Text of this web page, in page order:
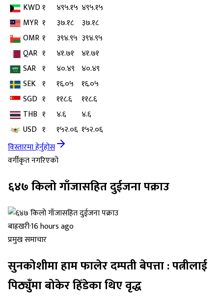
KWD१ ४९५.१५ ४९५.१५
MYR १ ३७.१८
३७.१८
OMR १ ३९४.९५ ३९४.९५
QAR १ ४१.७१
४१.७१
SAR १ ४०.४९ ४०.४९
SEK १ १६.०५
१६.०५
SGD १ ११८.६
११८.६
THB १ ४.६
४.६
USD १ १५२.०६ १५२.०६
विस्तारमा हेर्नुहोस
वर्गीकृत नगरिएको
६४७ किलो गाँजासहित दुईजना पक्राउ
बाह्रखरी·16 hours ago
प्रमुख समाचार
सुनकोशीमा हाम फालेर दम्पती बेपत्ता : पत्नीलाई
पिठ्युँमा बोकेर हिँडेका थिए वृद्ध